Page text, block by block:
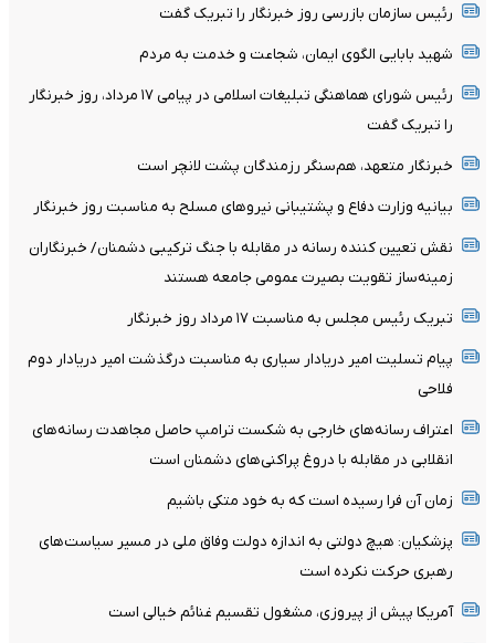
رئیس سازمان بازرسی روز خبرنگار را تبریک گفت
شهید بابایی الگوی ایمان، شجاعت و خدمت به مردم
رئیس شورای هماهنگی تبلیغات اسلامی در پیامی ۱۷ مرداد، روز خبرنگار
را تبریک گفت
خبرنگار متعهد، هم‌سنگر رزمندگان پشت لانچر است
بیانیه وزارت دفاع و پشتیبانی نیروهای مسلح به مناسبت روز خبرنگار
نقش تعیین کننده رسانه در مقابله با جنگ ترکیبی دشمنان/ خبرنگاران
زمینه‌ساز تقویت بصیرت عمومی جامعه هستند
تبریک رئیس مجلس به مناسبت ۱۷ مرداد روز خبرنگار
پیام تسلیت امیر دریادار سیاری به مناسبت درگذشت امیر دریادار دوم‌
فلاحی
اعتراف رسانه‌های خارجی به شکست ترامپ حاصل مجاهدت رسانه‌های
انقلابی در مقابله با دروغ پراکنی‌های دشمنان است
زمان آن فرا رسیده است که به خود متکی باشیم
پزشکیان: هیچ دولتی به اندازه دولت وفاق ملی در مسیر سیاست‌های
رهبری حرکت نکرده است
آمریکا پیش از پیروزی، مشغول تقسیم غنائم خیالی است